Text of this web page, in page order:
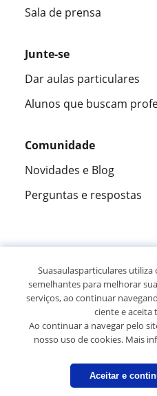
Sala de prensa
Junte-se
Dar aulas particulares
Alunos que buscam
Comunidade
Novidades e Blog
Perguntas e respostas
305915
© 2007 - 2026
Mapa do site:
Suasaulasparticulares
semelhantes para melhorar
serviços, ao continuar
ciente e aceita
Ao continuar a navegar pelo
nosso uso de cookies. Mais
Aceitar e